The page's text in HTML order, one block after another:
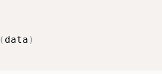
( data )